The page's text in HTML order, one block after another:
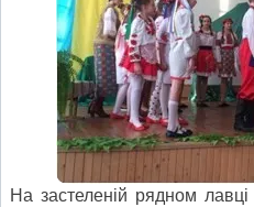
На застеленій рядном